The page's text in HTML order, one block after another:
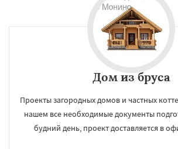
Дом из бруса
Проекты загородных домов и частных
нашем все необходимые документы
будний день, проект доставляется в